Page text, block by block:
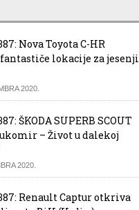
Nova Toyota C-HR
lokacije za jesenji
2020.
ŠKODA SUPERB SCOUT
– Život u dalekoj
2020.
Renault Captur otkriva